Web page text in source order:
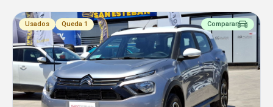
Usados Queda 1 Comparar
Agregar un vehículo